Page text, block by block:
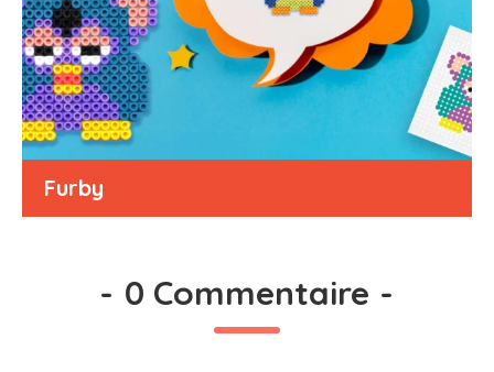
Furby
- 0 Commentaire -